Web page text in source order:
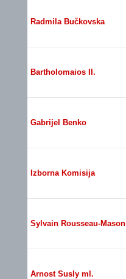
Radmila Bučkovska
Bartholomaios II.
Gabrijel Benko
Izborna Komisija
Sylvain Rousseau-Mason
Arnost Susly ml.